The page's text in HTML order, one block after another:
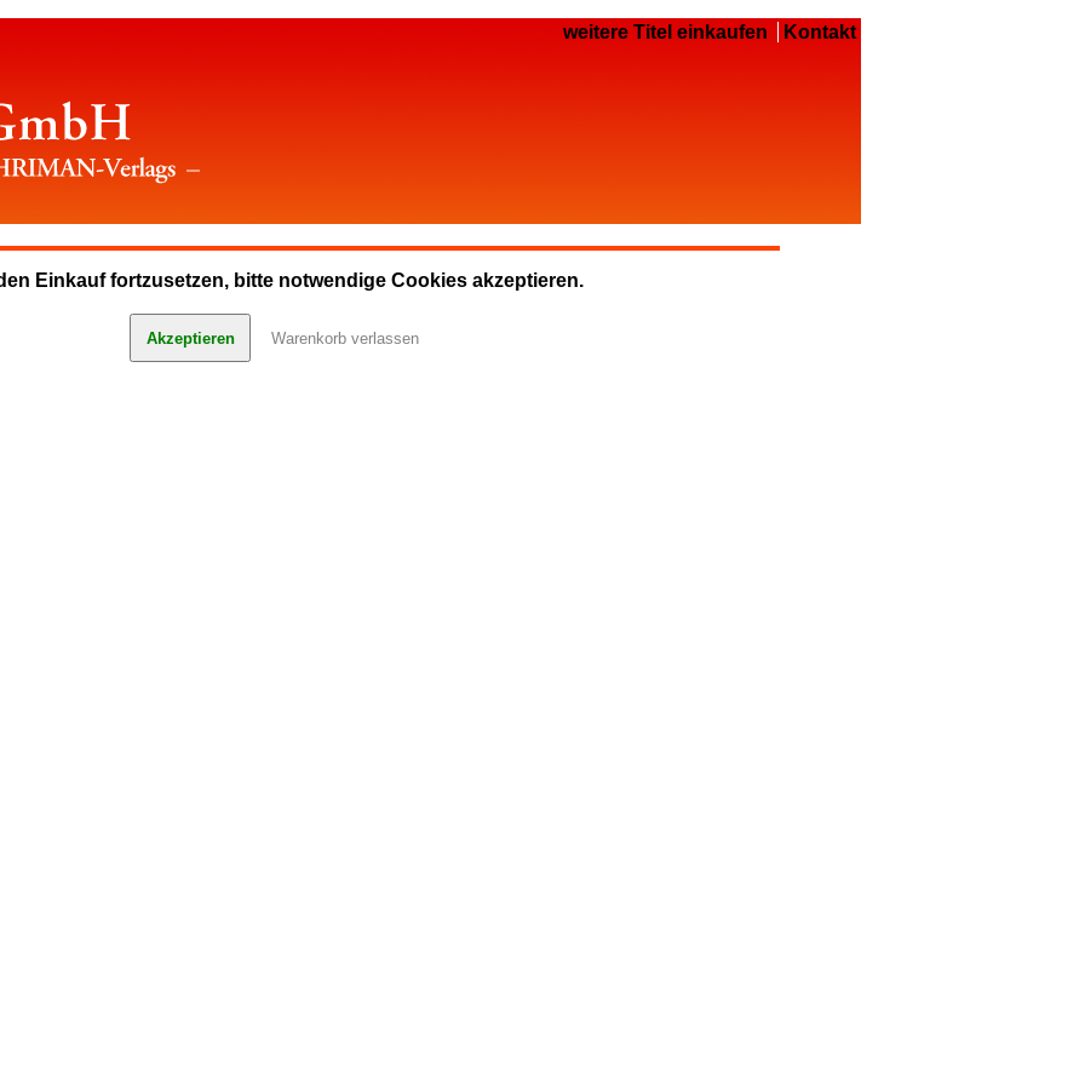
weitere Titel einkaufen Kontakt
Einkauf fortzusetzen, bitte notwendige Cookies akzeptieren.
Akzeptieren Warenkorb verlassen